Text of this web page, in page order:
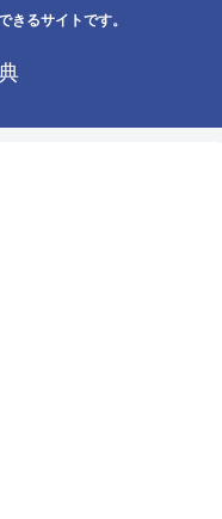
きるサイトです。